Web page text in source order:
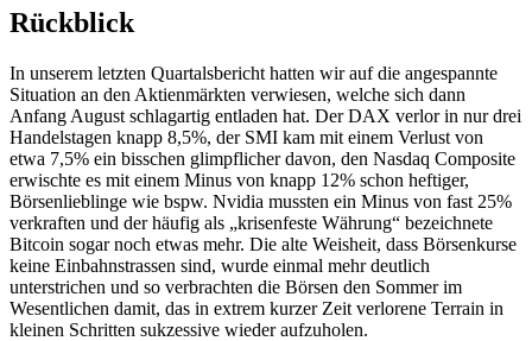
Rückblick
In unserem letzten Quartalsbericht hatten wir auf die angespannte
Situation an den Aktienmärkten verwiesen, welche sich dann
Anfang August schlagartig entladen hat. Der DAX verlor in nur drei
Handelstagen knapp 8,5%, der SMI kam mit einem Verlust von
etwa 7,5% ein bisschen glimpflicher davon, den Nasdaq Composite
erwischte es mit einem Minus von knapp 12% schon heftiger,
Börsenlieblinge wie bspw. Nvidia mussten ein Minus von fast 25%
verkraften und der häufig als „krisenfeste Währung“ bezeichnete
Bitcoin sogar noch etwas mehr. Die alte Weisheit, dass Börsenkurse
keine Einbahnstrassen sind, wurde einmal mehr deutlich
unterstrichen und so verbrachten die Börsen den Sommer im
Wesentlichen damit, das in extrem kurzer Zeit verlorene Terrain in
kleinen Schritten sukzessive wieder aufzuholen.